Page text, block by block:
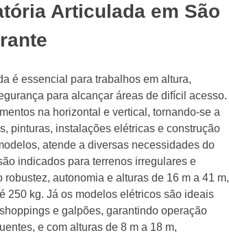
Articulada em São
é essencial para trabalhos em altura,
para alcançar áreas de difícil acesso.
na horizontal e vertical, tornando-se a
pinturas, instalações elétricas e construção
atende a diversas necessidades do
indicados para terrenos irregulares e
autonomia e alturas de 16 m a 41 m,
250 kg. Já os modelos elétricos são ideais
e galpões, garantindo operação
e com alturas de 8 m a 18 m,